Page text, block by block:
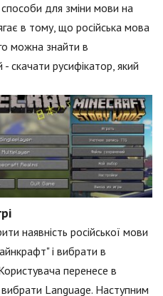
для зміни мови на
в тому, що російська мова
можна знайти в
скачати русифікатор, який
наявність російської мови
і вибрати в
перенесе в
Language. Наступним